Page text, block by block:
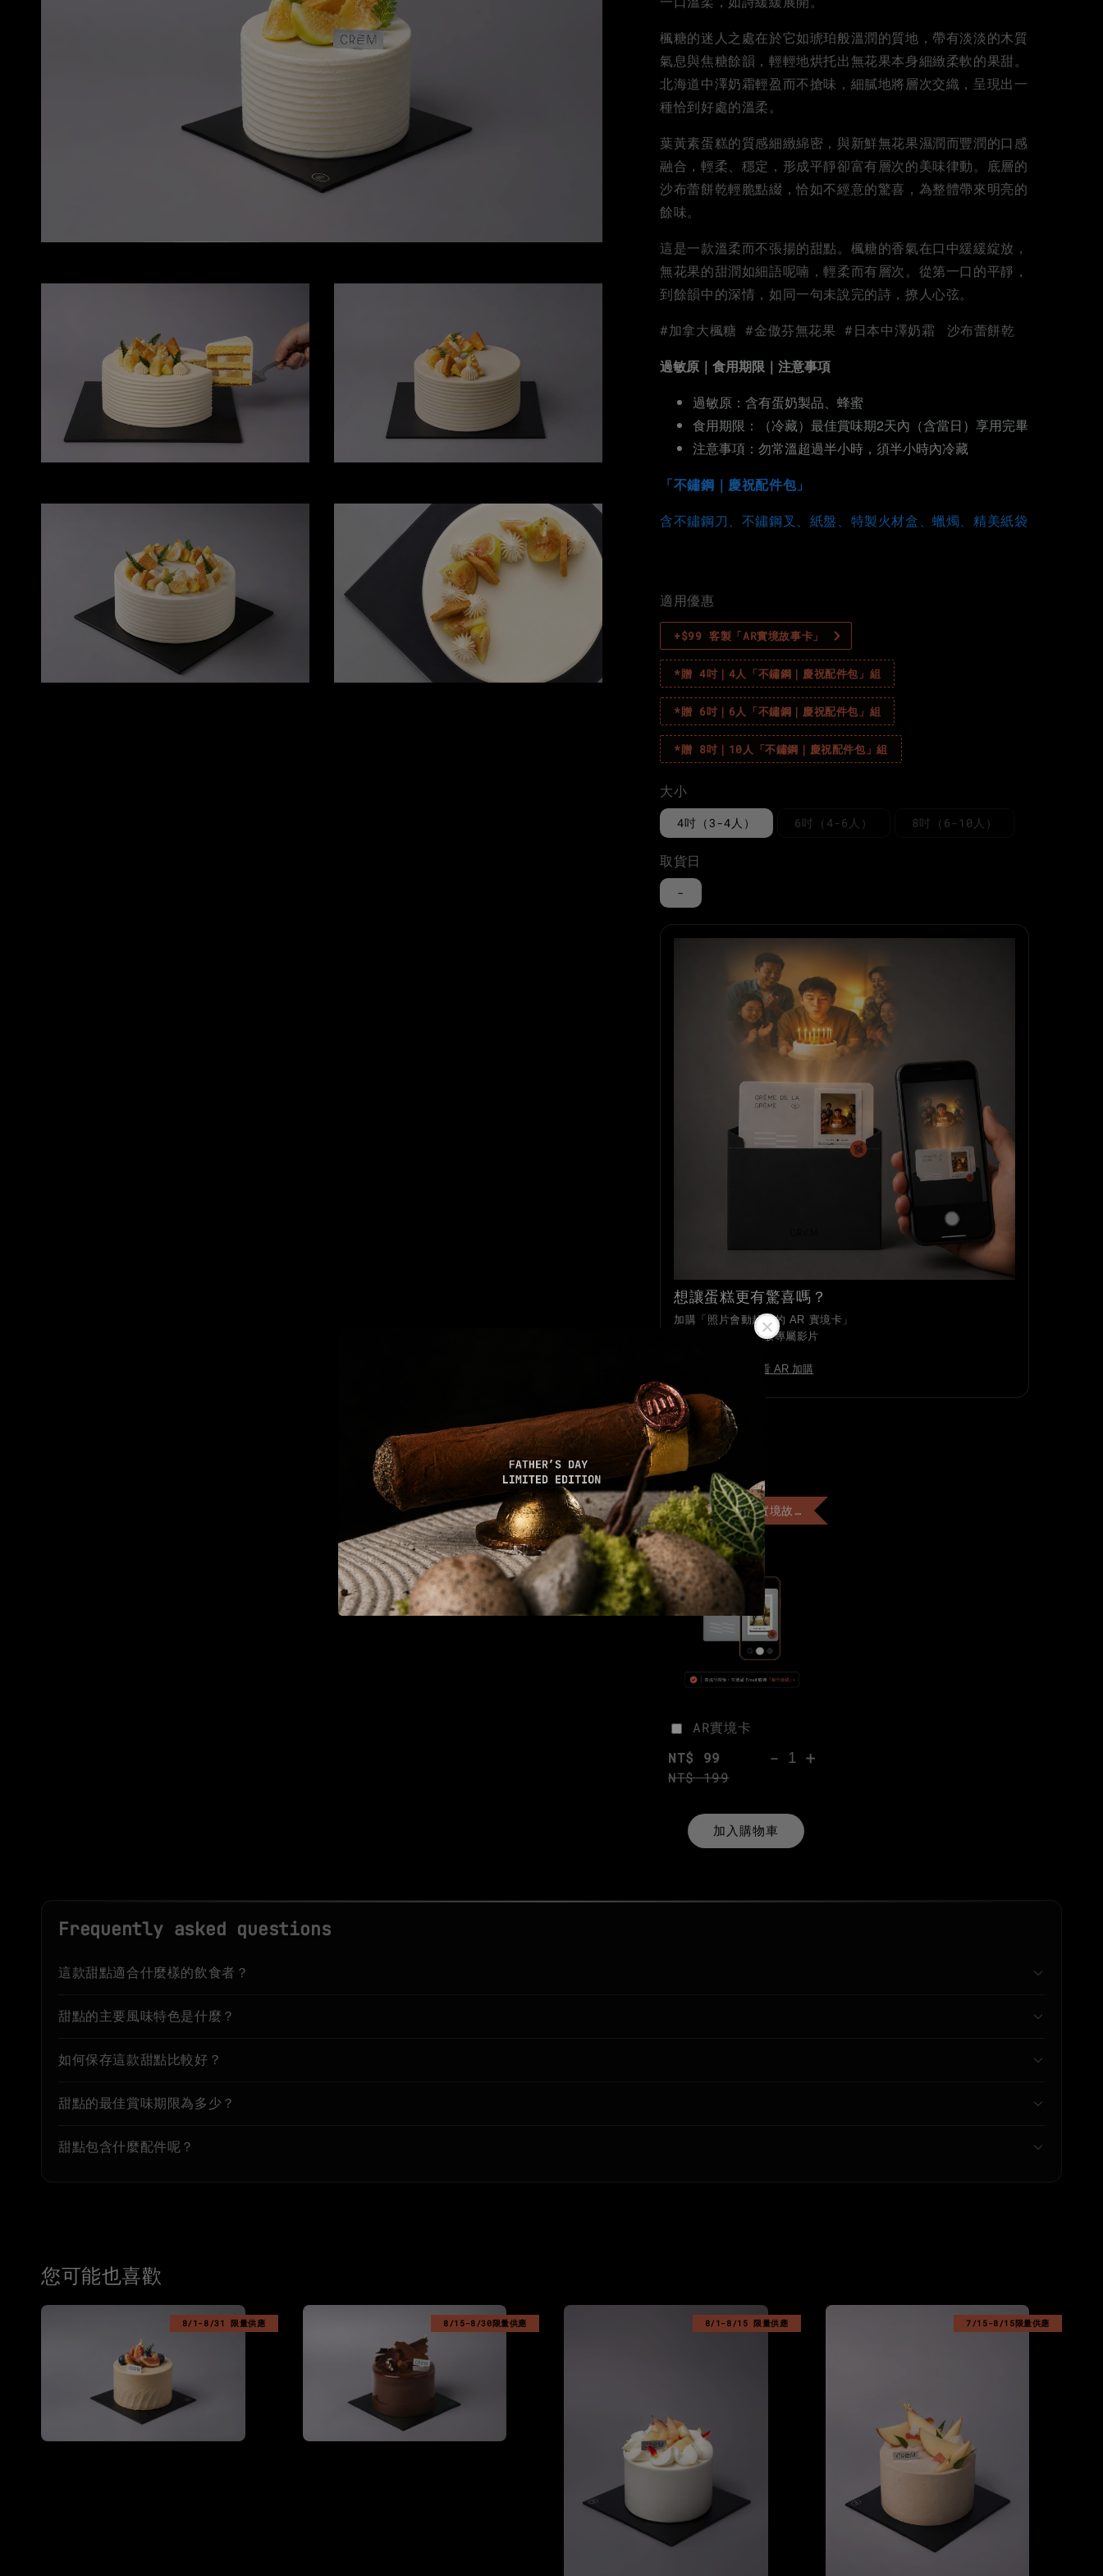
楓糖的迷人之處在於它如琥珀般溫潤的質地，帶有淡淡的木質
氣息與焦糖餘韻，輕輕地烘托出無花果本身細緻柔軟的果甜。
北海道中澤奶霜輕盈而不搶味，細膩地將層次交織，呈現出一
種恰到好處的溫柔。
葉黃素蛋糕的質感細緻綿密，與新鮮無花果濕潤而豐潤的口感
融合，輕柔、穩定，形成平靜卻富有層次的美味律動。底層的
沙布蕾餅乾輕脆點綴，恰如不經意的驚喜，為整體帶來明亮的
餘味。
這是一款溫柔而不張揚的甜點。楓糖的香氣在口中緩緩綻放，
無花果的甜潤如細語呢喃，輕柔而有層次。從第一口的平靜，
到餘韻中的深情，如同一句未說完的詩，撩人心弦。
#加拿大楓糖 #金傲芬無花果 #日本中澤奶霜 沙布蕾餅乾
過敏原｜食用期限｜注意事項
過敏原：含有蛋奶製品、蜂蜜
食用期限：（冷藏）最佳賞味期2天內（含當日）享用完畢
注意事項：勿常溫超過半小時，須半小時內冷藏
「不鏽鋼｜慶祝配件包」
含不鏽鋼刀、不鏽鋼叉、紙盤、特製火材盒、蠟燭、精美紙袋
適用優惠
+$99 客製「AR實境故事卡」
*贈 4吋｜4人「不鏽鋼｜慶祝配件包」組
*贈 6吋｜6人「不鏽鋼｜慶祝配件包」組
*贈 8吋｜10人「不鏽鋼｜慶祝配件包」組
大小
4吋（3-4人） 6吋（4-6人） 8吋（6-10人）
取貨日
-
想讓蛋糕更有驚喜嗎？
加購「照片會動起來的 AR 實境卡」
掃描照片，即可播放專屬影片
查看 AR 加購
分享
+$99 客製「AR實境故事卡」
AR實境卡
NT$ 99
NT$ 199
- +
加入購物車
Frequently asked questions
這款甜點適合什麼樣的飲食者？
甜點的主要風味特色是什麼？
如何保存這款甜點比較好？
甜點的最佳賞味期限為多少？
甜點包含什麼配件呢？
您可能也喜歡
8/1-8/31 限量供應 8/15-8/30限量供應 8/1-8/15 限量供應 7/15-8/15限量供應